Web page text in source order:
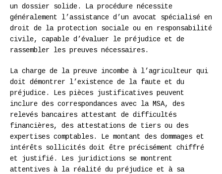
un dossier solide. La procédure nécessite
généralement l’assistance d’un avocat spécialisé en
droit de la protection sociale ou en responsabilité
civile, capable d’évaluer le préjudice et de
rassembler les preuves nécessaires.
La charge de la preuve incombe à l’agriculteur qui
doit démontrer l’existence de la faute et du
préjudice. Les pièces justificatives peuvent
inclure des correspondances avec la MSA, des
relevés bancaires attestant de difficultés
financières, des attestations de tiers ou des
expertises comptables. Le montant des dommages et
intérêts sollicités doit être précisément chiffré
et justifié. Les juridictions se montrent
attentives à la réalité du préjudice et à sa